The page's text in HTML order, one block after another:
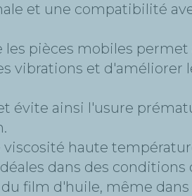
et une compatibilité
pièces mobiles
vibrations et d'améliorer
évite ainsi l'usure
viscosité haute
dans des conditions
film d'huile, même